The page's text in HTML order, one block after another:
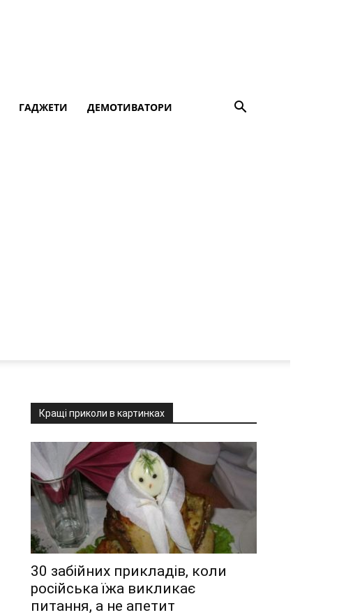
ГАДЖЕТИ ДЕМОТИВАТОРИ
Кращі приколи в картинках
30 забійних прикладів, коли
російська їжа викликає
питання, а не апетит